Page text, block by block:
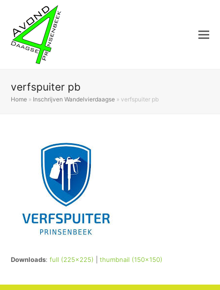
verfspuiter pb
Home » Inschrijven Wandelvierdaagse » verfspuiter pb
Downloads:full (225x225) |thumbnail (150x150)